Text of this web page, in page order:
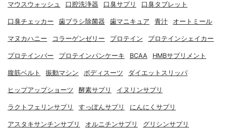
マウスウォッシュ 口腔洗浄器 口臭サプリ 口臭タブレット
口臭チェッカー 歯ブラシ除菌器 歯マニキュア 青汁 オートミール
マヌカハニー コラーゲンゼリー プロテイン プロテインシェイカー
プロテインバー プロテインパンケーキ BCAA HMBサプリメント
腹筋ベルト 振動マシン ボディスーツ ダイエットスリッパ
ヒップアップショーツ 酵素サプリ イヌリンサプリ
ラクトフェリンサプリ すっぽんサプリ にんにくサプリ
アスタキサンチンサプリ オルニチンサプリ グリシンサプリ